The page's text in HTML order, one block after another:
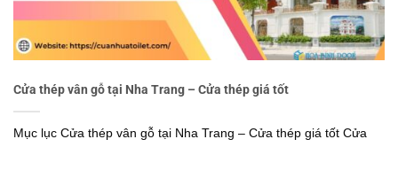
Cửa thép vân gỗ tại Nha Trang – Cửa thép giá tốt
Mục lục Cửa thép vân gỗ tại Nha Trang – Cửa thép giá tốt Cửa